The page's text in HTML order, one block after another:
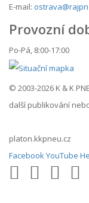
E-mail:
Provozní
Po-Pá, 8:00-17:00
© 2003-2026 K & K
další publikování
platon.kkpneu.cz
Facebook YouTube